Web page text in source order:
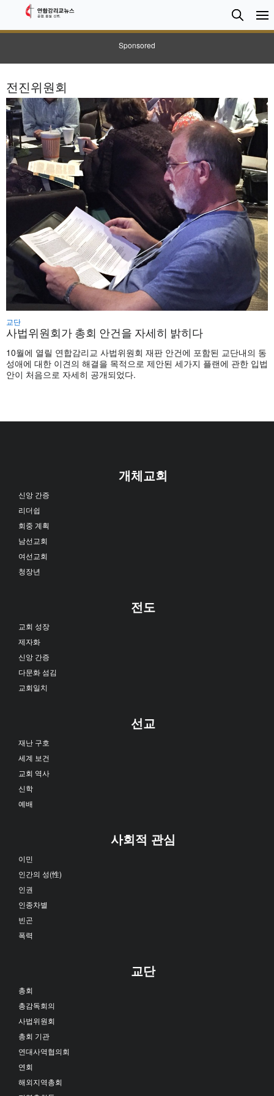
Sponsored
검
색
Search
전진위원회
교단
사법위원회가 총회 안건을 자세히 밝히다
10월에 열릴 연합감리교 사법위원회 재판 안건에 포함된 교단내의 동
성애에 대한 이견의 해결을 목적으로 제안된 세가지 플랜에 관한 입법
안이 처음으로 자세히 공개되었다.
개체교회
신앙 간증
리더쉽
회중 계획
남선교회
여선교회
청장년
전도
교회 성장
제자화
신앙 간증
다문화 섬김
교회일치
선교
재난 구호
세계 보건
교회 역사
신학
예배
사회적 관심
이민
인간의 성(性)
인권
인종차별
빈곤
폭력
교단
총회
총감독회의
사법위원회
총회 기관
연대사역협의회
연회
해외지역총회